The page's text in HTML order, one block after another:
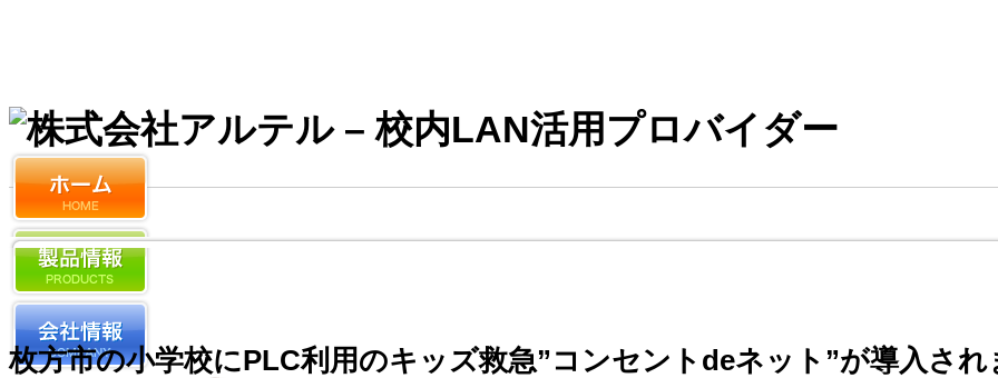
枚方市の小学校にPLC利用のキッズ救急”コンセントdeネット”が導入され